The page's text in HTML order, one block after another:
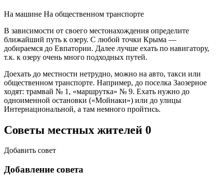
На машине На общественном транспорте
В зависимости от своего местонахождения определите
ближайший путь к озеру. С любой точки Крыма —
добираемся до Евпатории. Далее лучше ехать по навигатору,
т.к. к озеру очень много подходных путей.
Доехать до местности нетрудно, можно на авто, такси или
общественном транспорте. Например, до поселка Заозерное
ходят: трамвай № 1, «маршрутка» № 9. Ехать нужно до
одноименной остановки («Мойнаки») или до улицы
Интернациональной, а там немного пройтись.
Советы местных жителей 0
Добавить совет
Добавление совета